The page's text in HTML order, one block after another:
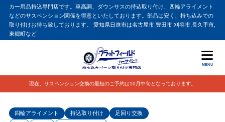
カー用品持込専門店です。車高調、ダウンサスの持込取り付け、四輪アライメント
などのサスペンション関係を得意といたしております。部品は安く、持ち込みでの
取り付けお待ち致しております。 愛知県日進市は名古屋市,豊田市,刈谷市,長久手市,
東郷町など
MENU
現在、サスペンション交換の最短のご予約は10月中旬となっております。
四輪アライメント 持込取り付け
足回り交換